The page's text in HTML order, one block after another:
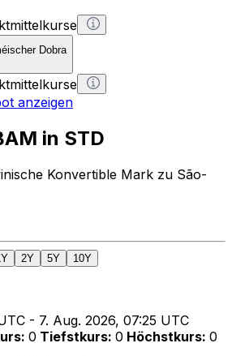
Dobra
anzeigen
in STD
Konvertible Mark zu São-
2Y 5Y 10Y
- 7. Aug. 2026, 07:25 UTC
: 0 Tiefstkurs: 0 Höchstkurs: 0